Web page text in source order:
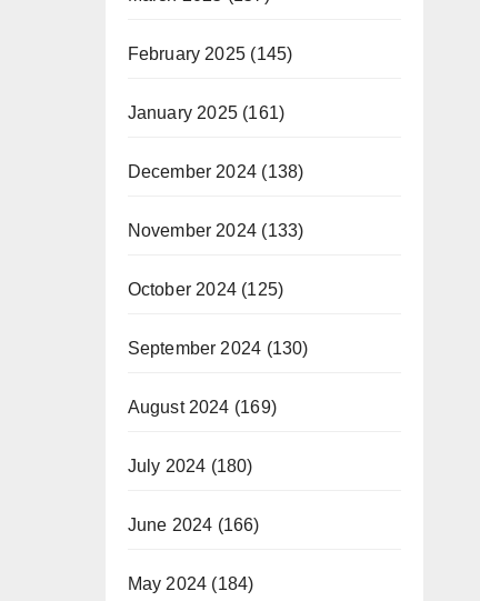
February 2025 (145)
January 2025(161)
December 2024 (138)
November 2024 (133)
October 2024(125)
September 2024 (130)
August 2024 (169)
July 2024 (180)
June 2024 (166)
May 2024 (184)